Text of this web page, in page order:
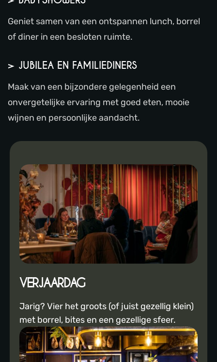
Geniet samen van een ontspannen lunch, borrel
of diner in een besloten ruimte.
> JUBILEA EN FAMILIEDINERS
Maak van een bijzondere gelegenheid een
onvergetelijke ervaring met goed eten, mooie
wijnen en persoonlijke aandacht.
VERJAARDAG
Jarig? Vier het groots (of juist gezellig klein)
met borrel, bites en een gezellige sfeer.